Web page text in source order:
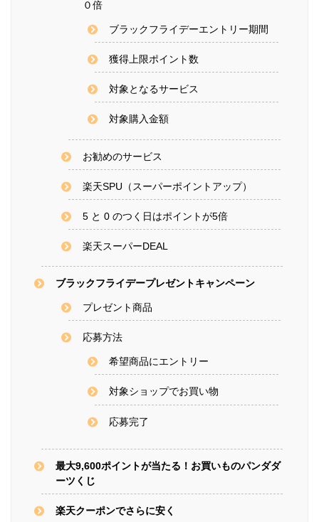
０倍
ブラックフライデーエントリー期間
獲得上限ポイント数
対象となるサービス
対象購入金額
お勧めのサービス
楽天SPU（スーパーポイントアップ）
5 と 0 のつく日はポイントが5倍
楽天スーパーDEAL
ブラックフライデープレゼントキャンペーン
プレゼント商品
応募方法
希望商品にエントリー
対象ショップでお買い物
応募完了
最大9,600ポイントが当たる！お買いものパンダダ
ーツくじ
楽天クーポンでさらに安く